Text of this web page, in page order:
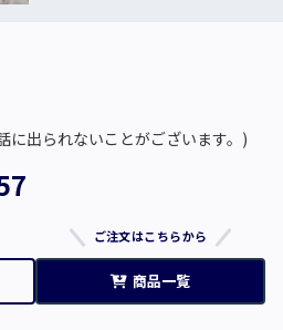
に出られないことがございます。)
ご注文はこちらから
商品一覧